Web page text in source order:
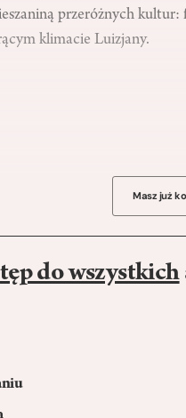
przeróżnych kultur:
klimacie Luizjany.
Masz już
do wszystkich